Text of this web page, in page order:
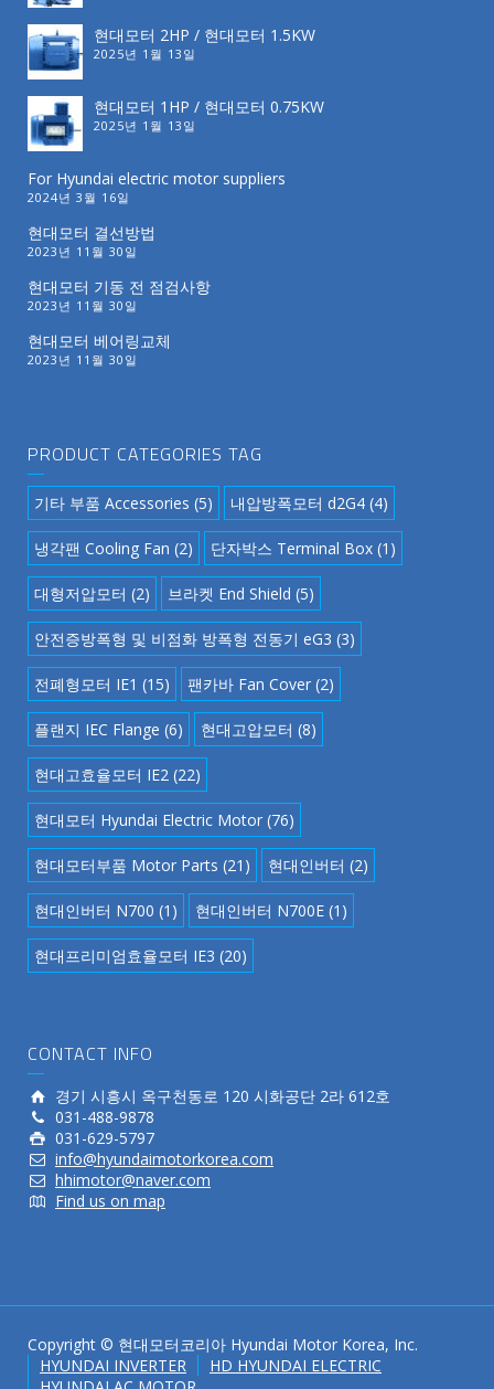
현대모터 2HP / 현대모터 1.5KW
2025년 1월 13일
현대모터 1HP / 현대모터 0.75KW
2025년 1월 13일
For Hyundai electric motor suppliers
2024년 3월 16일
현대모터 결선방법
2023년 11월 30일
현대모터 기동 전 점검사항
2023년 11월 30일
현대모터 베어링교체
2023년 11월 30일
PRODUCT CATEGORIES TAG
기타 부품 Accessories (5) 내압방폭모터 d2G4 (4)
냉각팬 Cooling Fan (2) 단자박스 Terminal Box (1)
대형저압모터 (2) 브라켓 End Shield (5)
안전증방폭형 및 비점화 방폭형 전동기 eG3 (3)
전폐형모터 IE1 (15) 팬카바 Fan Cover (2)
플랜지 IEC Flange (6) 현대고압모터 (8)
현대고효율모터 IE2 (22)
현대모터 Hyundai Electric Motor (76)
현대모터부품 Motor Parts (21) 현대인버터 (2)
현대인버터 N700 (1) 현대인버터 N700E (1)
현대프리미엄효율모터 IE3 (20)
CONTACT INFO
경기 시흥시 옥구천동로 120 시화공단 2라 612호
031-488-9878
031-629-5797
info@hyundaimotorkorea.com
hhimotor@naver.com
Find us on map
Copyright © 현대모터코리아 Hyundai Motor Korea, Inc.
HYUNDAI INVERTER
HD HYUNDAI ELECTRIC